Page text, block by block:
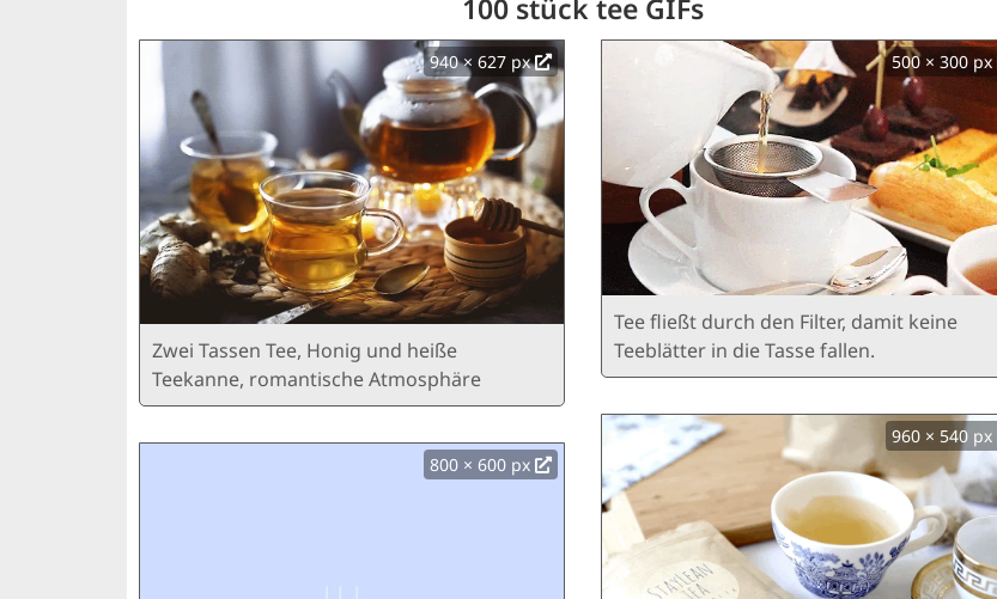
100 stück tee GIFs
940 × 627 px
Zwei Tassen Tee, Honig und heiße
Teekanne, romantische Atmosphäre
800 × 600 px
500 × 300 px
Tee fließt durch den Filter, damit keine
Teeblätter in die Tasse fallen.
960 × 540 px